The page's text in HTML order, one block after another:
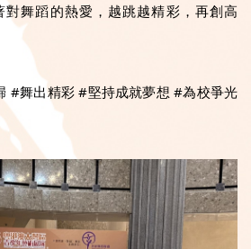
對舞蹈的熱愛，越跳越精彩，再創高
#舞出精彩 #堅持成就夢想 #為校爭光